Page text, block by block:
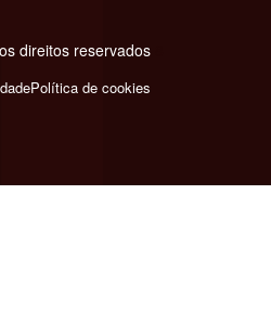
direitos reservados
Política de cookies